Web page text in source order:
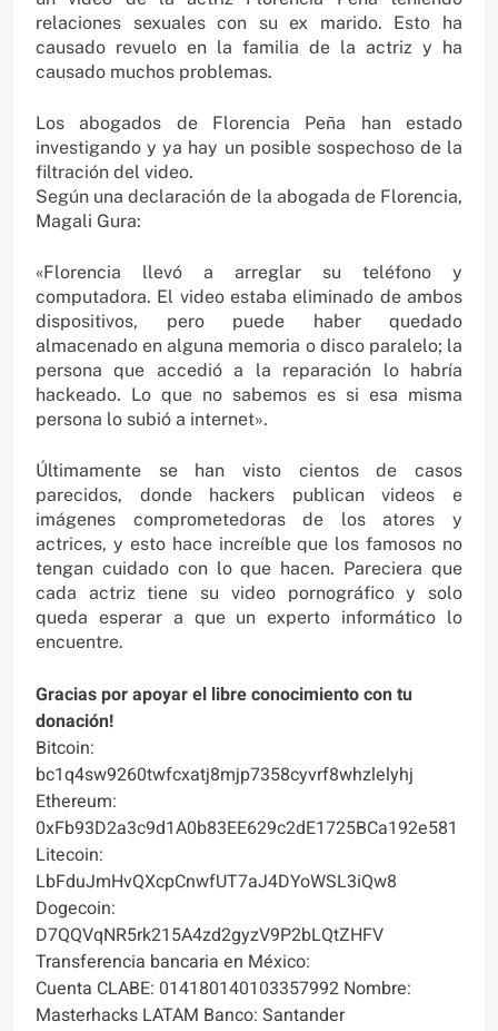
relaciones sexuales con su ex marido. Esto ha
causado revuelo en la familia de la actriz y ha
causado muchos problemas.
Los abogados de Florencia Peña han estado
investigando y ya hay un posible sospechoso de la
filtración del video.
Según una declaración de la abogada de Florencia,
Magali Gura:
«Florencia llevó a arreglar su teléfono y
computadora. El video estaba eliminado de ambos
dispositivos, pero puede haber quedado
almacenado en alguna memoria o disco paralelo; la
persona que accedió a la reparación lo habría
hackeado. Lo que no sabemos es si esa misma
persona lo subió a internet».
Últimamente se han visto cientos de casos
parecidos, donde hackers publican videos e
imágenes comprometedoras de los atores y
actrices, y esto hace increíble que los famosos no
tengan cuidado con lo que hacen. Pareciera que
cada actriz tiene su video pornográfico y solo
queda esperar a que un experto informático lo
encuentre.
Gracias por apoyar el libre conocimiento con tu
donación!
Bitcoin:
bc1q4sw9260twfcxatj8mjp7358cyvrf8whzlelyhj
Ethereum:
0xFb93D2a3c9d1A0b83EE629c2dE1725BCa192e581
Litecoin:
LbFduJmHvQXcpCnwfUT7aJ4DYoWSL3iQw8
Dogecoin:
D7QQVqNR5rk215A4zd2gyzV9P2bLQtZHFV
Transferencia bancaria en México:
Cuenta CLABE: 014180140103357992 Nombre:
Masterhacks LATAM Banco: Santander